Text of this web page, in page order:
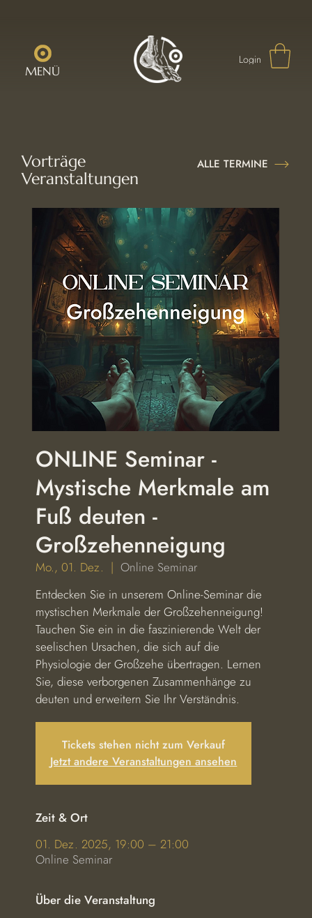
MENÜ
Login
ONLINE Seminar -
Mystische Merkmale am
Fuß deuten -
Großzehenneigung
Mo., 01. Dez.
  |
Online Seminar
Entdecken Sie in unserem Online-Seminar die
mystischen Merkmale der Großzehenneigung!
Tauchen Sie ein in die faszinierende Welt der
seelischen Ursachen, die sich auf die
Physiologie der Großzehe übertragen. Lernen
Sie, diese verborgenen Zusammenhänge zu
deuten und erweitern Sie Ihr Verständnis.
Tickets stehen nicht zum Verkauf
Jetzt andere Veranstaltungen ansehen
Zeit & Ort
01. Dez. 2025, 19:00 – 21:00
Online Seminar
Über die Veranstaltung
Vorträge
Veranstaltungen
ALLE TERMINE